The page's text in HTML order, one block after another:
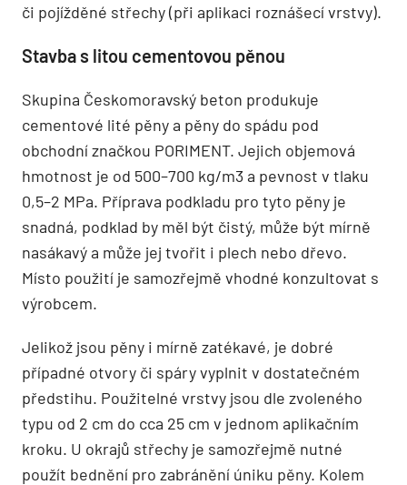
či pojížděné střechy (při aplikaci roznášecí vrstvy).
Stavba s litou cementovou pěnou
Skupina Českomoravský beton produkuje
cementové lité pěny a pěny do spádu pod
obchodní značkou PORIMENT. Jejich objemová
hmotnost je od 500–700 kg/m3 a pevnost v tlaku
0,5–2 MPa. Příprava podkladu pro tyto pěny je
snadná, podklad by měl být čistý, může být mírně
nasákavý a může jej tvořit i plech nebo dřevo.
Místo použití je samozřejmě vhodné konzultovat s
výrobcem.
Jelikož jsou pěny i mírně zatékavé, je dobré
případné otvory či spáry vyplnit v dostatečném
předstihu. Použitelné vrstvy jsou dle zvoleného
typu od 2 cm do cca 25 cm v jednom aplikačním
kroku. U okrajů střechy je samozřejmě nutné
použít bednění pro zabránění úniku pěny. Kolem